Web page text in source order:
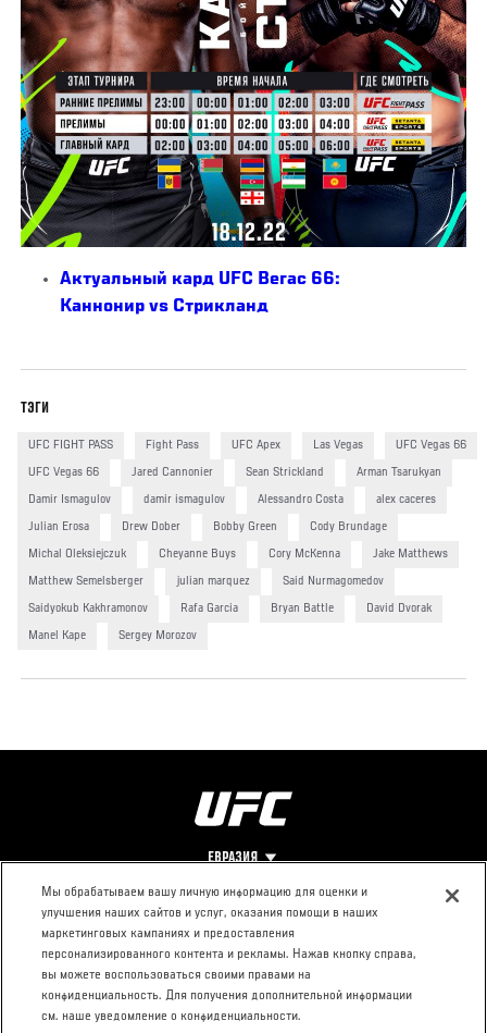
Актуальный кард UFC Вегас 66:
Каннонир vs Стрикланд
ТЭГИ
UFC FIGHT PASS Fight Pass UFC Apex Las Vegas UFC Vegas 66
UFC Vegas 66 Jared Cannonier Sean Strickland Arman Tsarukyan
Damir Ismagulov damir ismagulov Alessandro Costa alex caceres
Julian Erosa Drew Dober Bobby Green Cody Brundage
Michal Oleksiejczuk Cheyanne Buys Cory McKenna Jake Matthews
Matthew Semelsberger julian marquez Said Nurmagomedov
Saidyokub Kakhramonov Rafa Garcia Bryan Battle David Dvorak
Manel Kape Sergey Morozov
ЕВРАЗИЯ
Footer
О UFC
Про ММА
Социальная
ответственность
КОНТАКТЫ
Пресс-центр
Условия
использования
Мы обрабатываем вашу личную информацию для оценки и
улучшения наших сайтов и услуг, оказания помощи в наших
маркетинговых кампаниях и предоставления
персонализированного контента и рекламы. Нажав кнопку справа,
вы можете воспользоваться своими правами на
конфиденциальность. Для получения дополнительной информации
см. наше уведомление о конфиденциальности.